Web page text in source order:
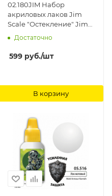
02.180JIM Набор
акриловых лаков Jim
Scale "Остекление" Jim
Scale
Достаточно
599 руб./шт
В корзину